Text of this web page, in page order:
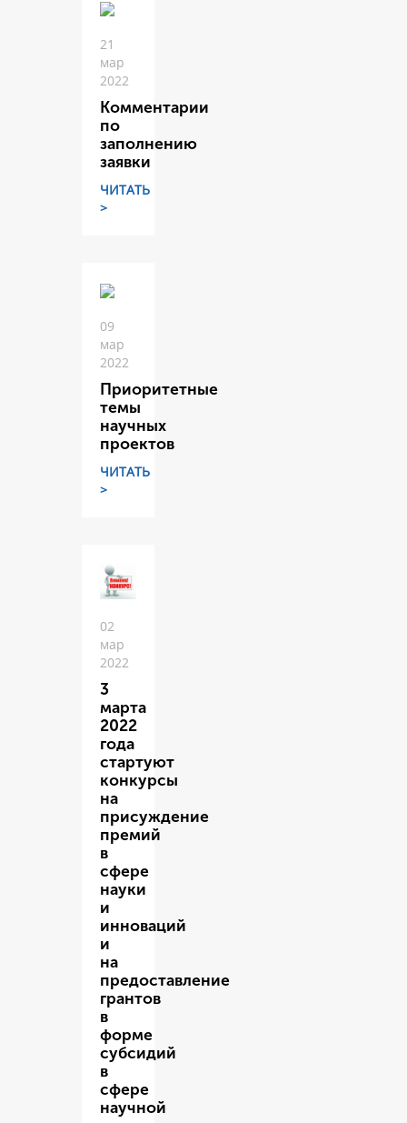
21
мар
2022
Комментарии
по
заполнению
заявки
ЧИТАТЬ
>
09
мар
2022
Приоритетные
темы
научных
проектов
ЧИТАТЬ
>
02
мар
2022
3
марта
2022
года
стартуют
конкурсы
на
присуждение
премий
в
сфере
науки
и
инноваций
и
на
предоставление
грантов
в
форме
субсидий
в
сфере
научной